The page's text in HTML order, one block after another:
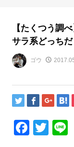
【たくつう調
サラ系どっちだ
ゴウ